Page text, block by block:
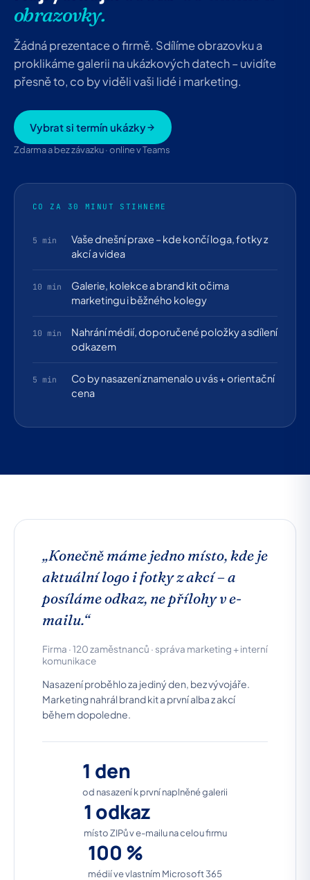
obrazovky.
Žádná prezentace o firmě. Sdílíme obrazovku a
proklikáme galerii na ukázkových datech – uvidíte
přesně to, co by viděli vaši lidé i marketing.
Vybrat si termín ukázky
Zdarma a bez závazku · online v Teams
CO ZA 30 MINUT STIHNEME
5 min
Vaše dnešní praxe – kde končí loga, fotky z
akcí a videa
10 min
Galerie, kolekce a brand kit očima
marketingu i běžného kolegy
10 min
Nahrání médií, doporučené položky a sdílení
odkazem
5 min
Co by nasazení znamenalo u vás + orientační
cena
„Konečně máme jedno místo, kde je
aktuální logo i fotky z akcí – a
posíláme odkaz, ne přílohy v e-
mailu.“
Firma · 120 zaměstnanců · správa marketing + interní
komunikace
Nasazení proběhlo za jediný den, bez vývojáře.
Marketing nahrál brand kit a první alba z akcí
během dopoledne.
1 den
od nasazení k první naplněné galerii
1 odkaz
místo ZIPů v e-mailu na celou firmu
100 %
médií ve vlastním Microsoft 365